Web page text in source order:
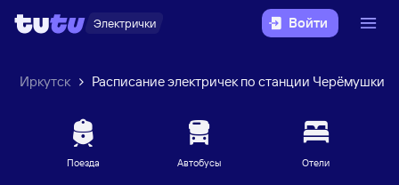
Электрички Войти
Иркутск Расписание электричек по станции Черёмушки
Поезда Автобусы Отели